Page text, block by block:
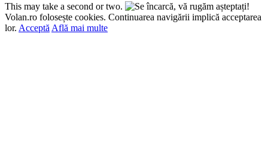
This may take a second or two.
Volan.ro folosește cookies. Continuarea navigării implică acceptarea
lor. Acceptă Află mai multe